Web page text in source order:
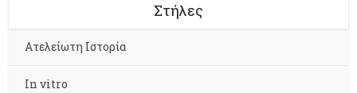
Στήλες
Aτελείωτη Ιστορία
In vitro